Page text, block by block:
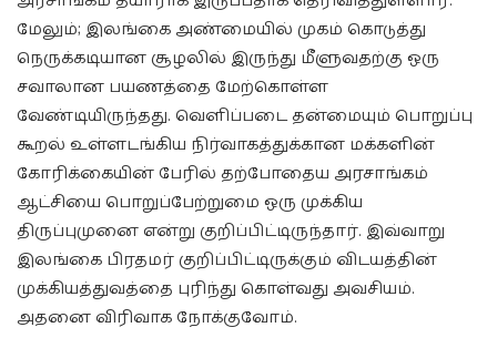
மேலும்; இலங்கை அண்மையில் முகம் கொடுத்து
நெருக்கடியான சூழலில் இருந்து மீளுவதற்கு ஒரு
சவாலான பயணத்தை மேற்கொள்ள
வேண்டியிருந்தது. வெளிப்படை தன்மையும் பொறுப்பு
கூறல் உள்ளடங்கிய நிர்வாகத்துக்கான மக்களின்
கோரிக்கையின் பேரில் தற்போதைய அரசாங்கம்
ஆட்சியை பொறுப்பேற்றுமை ஒரு முக்கிய
திருப்புமுனை என்று குறிப்பிட்டிருந்தார். இவ்வாறு
இலங்கை பிரதமர் குறிப்பிட்டிருக்கும் விடயத்தின்
முக்கியத்துவத்தை புரிந்து கொள்வது அவசியம்.
அதனை விரிவாக நோக்குவோம்.